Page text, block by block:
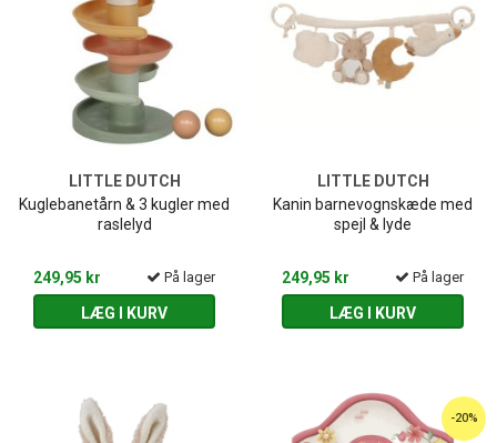
LITTLE DUTCH
Kuglebanetårn & 3 kugler med
raslelyd
249,95 kr På lager
LÆG I KURV
LITTLE DUTCH
Kanin barnevognskæde med
spejl & lyde
249,95 kr På lager
LÆG I KURV
-20%